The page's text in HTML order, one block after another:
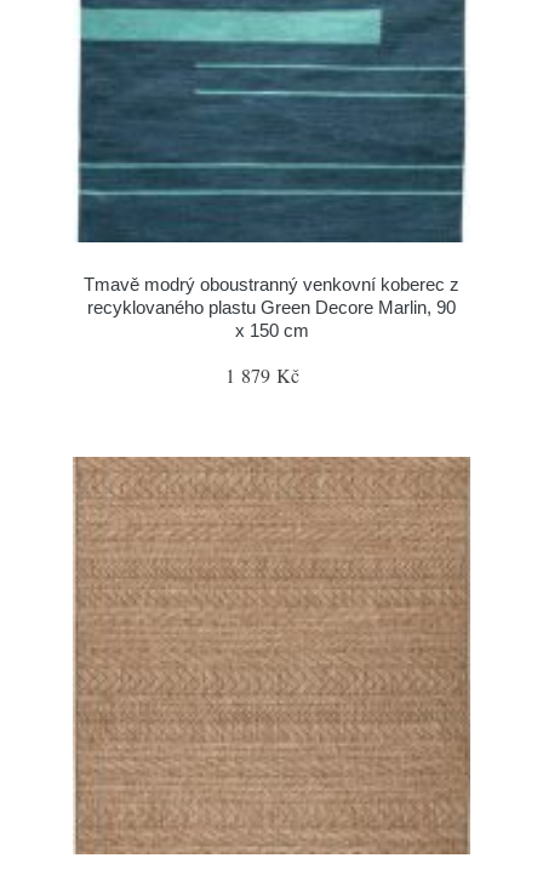
Tmavě modrý oboustranný venkovní koberec z
recyklovaného plastu Green Decore Marlin, 90
x 150 cm
1 879 Kč